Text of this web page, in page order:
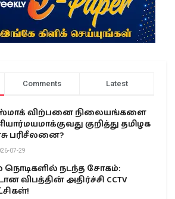
Comments Latest
விற்பனை நிலையங்களை
குறித்து தமிழக
பரிசீலனை?
07-29
நொடிகளில் நடந்த சோகம்:
விபத்தின் அதிர்ச்சி CCTV